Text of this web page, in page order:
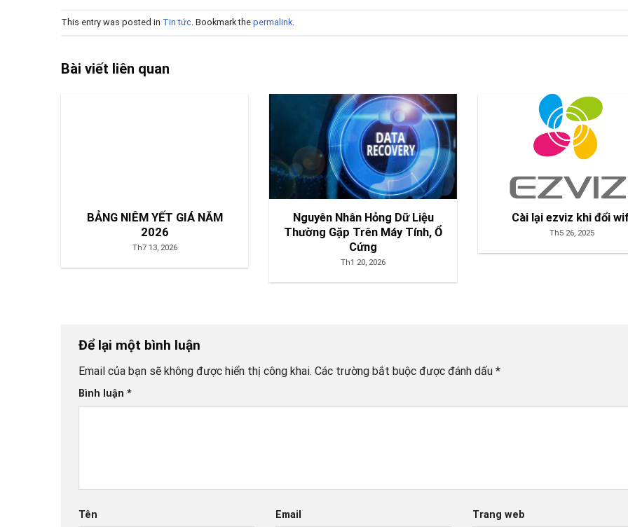
This entry was posted in Tin tức. Bookmark the permalink.
Bài viết liên quan
BẢNG NIÊM YẾT GIÁ NĂM
2026
Th7 13, 2026
Nguyên Nhân Hỏng Dữ Liệu
Thường Gặp Trên Máy Tính, Ổ
Cứng
Th1 20, 2026
Cài lại ezviz khi đổi
Th5 26, 2025
Để lại một bình luận
Email của bạn sẽ không được hiển thị công khai. Các trường bắt buộc được đánh dấu *
Bình luận *
Tên Email Trang web